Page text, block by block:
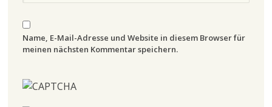
Name, E-Mail-Adresse und Website in diesem Browser für
meinen nächsten Kommentar speichern.